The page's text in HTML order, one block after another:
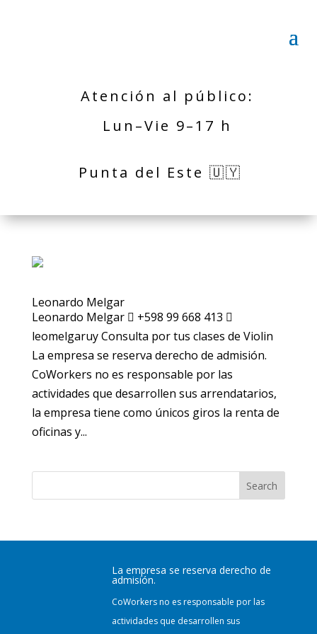
Atención al público:
Lun–Vie 9–17 h
Punta del Este 🇺🇾
Leonardo Melgar
Leonardo Melgar  +598 99 668 413 
leomelgaruy Consulta por tus clases de Violin
La empresa se reserva derecho de admisión.
CoWorkers no es responsable por las
actividades que desarrollen sus arrendatarios,
la empresa tiene como únicos giros la renta de
oficinas y...
Search
La empresa se reserva derecho de
admisión.
CoWorkers no es responsable por las
actividades que desarrollen sus